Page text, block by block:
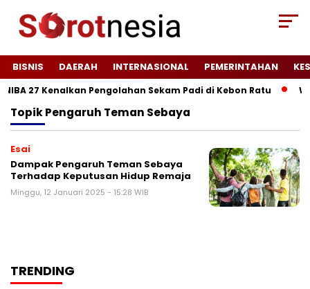
BISNIS DAERAH INTERNASIONAL PEMERINTAHAN
27 Kenalkan Pengolahan Sekam Padi di Kebon Ratu
TopikPengaruh Teman Sebaya
Esai
Dampak Pengaruh Teman Sebaya
Terhadap Keputusan Hidup Remaja
Minggu, 12 Januari 2025 - 15:28 WIB
TRENDING